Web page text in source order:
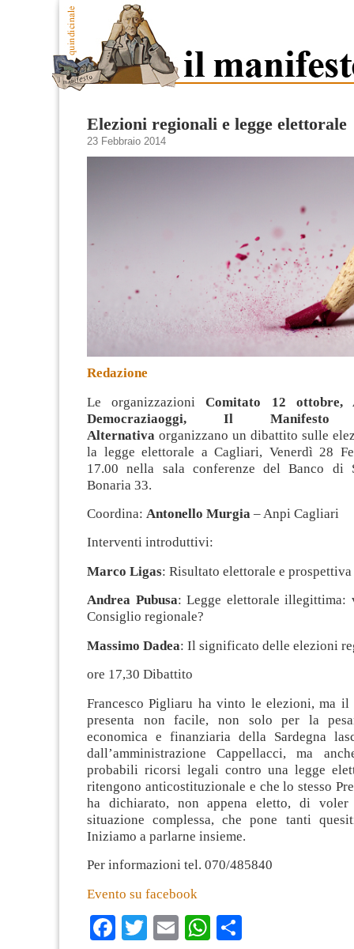
Elezioni regionali e legge elettorale
23 Febbraio 2014
Redazione
Le organizzazioniComitato 12 ottobre,
Democraziaoggi, Il
Alternativa organizzano un dibattito sulle
la legge elettorale a Cagliari, Venerdì 28
17.00 nella sala conferenze del Banco di
Bonaria 33.
Coordina: Antonello Murgia – Anpi Cagliari
Interventi introduttivi:
Marco Ligas: Risultato elettorale e
Andrea Pubusa: Legge elettorale illegittima:
Consiglio regionale?
Massimo Dadea: Il significato delle elezioni
ore 17,30 Dibattito
Francesco Pigliaru ha vinto le elezioni, ma il
presenta non facile, non solo per la
economica e finanziaria della Sardegna
dall’amministrazione Cappellacci, ma
probabili ricorsi legali contro una legge
ritengono anticostituzionale e che lo stesso
ha dichiarato, non appena eletto, di voler
situazione complessa, che pone tanti
Iniziamo a parlarne insieme.
Per informazioni tel. 070/485840
Evento su facebook
Facebook
TwitterEmailWhatsApp